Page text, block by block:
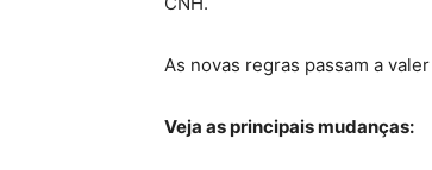
As novas regras passam a
Veja as principais mudanças: